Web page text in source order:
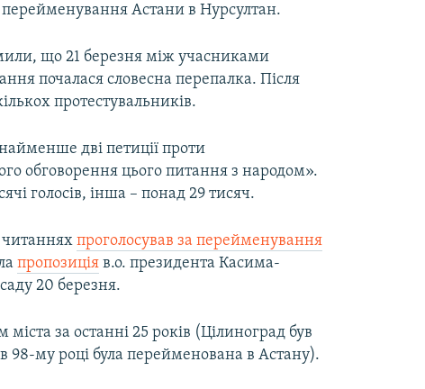
перейменування Астани в Нурсултан.
що 21 березня між учасниками
почалася словесна перепалка. Після
протестувальників.
дві петиції проти
обговорення цього питання з народом».
голосів, інша – понад 29 тисяч.
читанняхпроголосував за перейменування
пропозиція в.о. президента Касима-
20 березня.
за останні 25 років (Цілиноград був
му році була перейменована в Астану).